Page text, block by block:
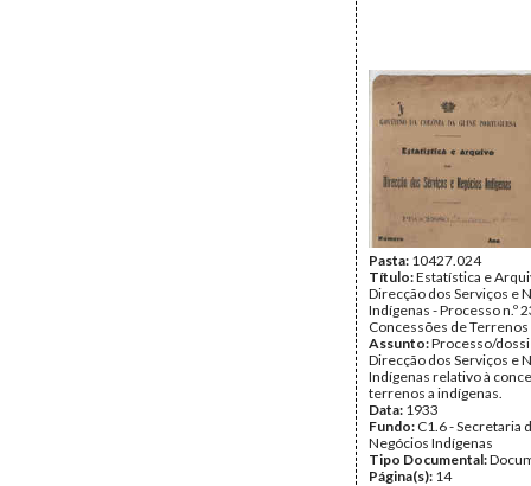
Pasta: 10427.024
Título:Estatística e
Direcção dos Serviços e
Indígenas - Processo n.º
Concessões de Terrenos
Assunto:Processo/
Direcção dos Serviços e
Indígenas relativo à
terrenos a indígenas.
Data: 1933
Fundo: C1.6 - Secretaria
Negócios Indígenas
Tipo Documental:
Página(s): 14